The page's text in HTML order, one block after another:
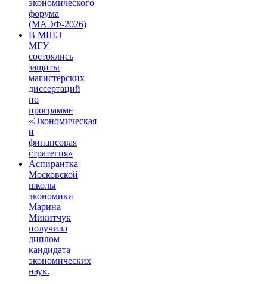
экономического
форума
(МАЭФ-2026)
В МШЭ
МГУ
состоялись
защиты
магистерских
диссертаций
по
программе
«Экономическая
и
финансовая
стратегия»
Аспирантка
Московской
школы
экономики
Марина
Микитчук
получила
диплом
кандидата
экономических
наук.